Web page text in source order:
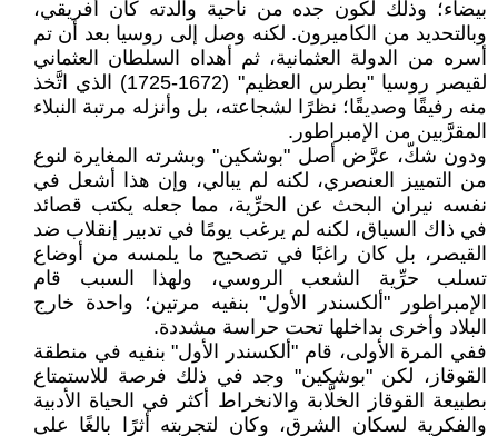
بيضاء؛ وذلك لكون جده من ناحية والدته كان أفريقي،
وبالتحديد من الكاميرون. لكنه وصل إلى روسيا بعد أن تم
أسره من الدولة العثمانية، ثم أهداه السلطان العثماني
لقيصر روسيا "بطرس العظيم" (1672-1725) الذي اتَّخذ
منه رفيقًا وصديقًا؛ نظرًا لشجاعته، بل وأنزله مرتبة النبلاء
المقرَّبين من الإمبراطور.
ودون شكّ، عرَّض أصل "بوشكين" وبشرته المغايرة لنوع
من التمييز العنصري، لكنه لم يبالي، وإن هذا أشعل في
نفسه نيران البحث عن الحرِّية، مما جعله يكتب قصائد
في ذاك السياق، لكنه لم يرغب يومًا في تدبير إنقلاب ضد
القيصر، بل كان راغبًا في تصحيح ما يلمسه من أوضاع
تسلب حرِّية الشعب الروسي، ولهذا السبب قام
الإمبراطور "ألكسندر الأول" بنفيه مرتين؛ واحدة خارج
البلاد وأخرى بداخلها تحت حراسة مشددة.
ففي المرة الأولى، قام "ألكسندر الأول" بنفيه في منطقة
القوقاز، لكن "بوشكين" وجد في ذلك فرصة للاستمتاع
بطبيعة القوقاز الخلَّابة والانخراط أكثر في الحياة الأدبية
والفكرية لسكان الشرق، وكان لتجربته أثرًا بالغًا على